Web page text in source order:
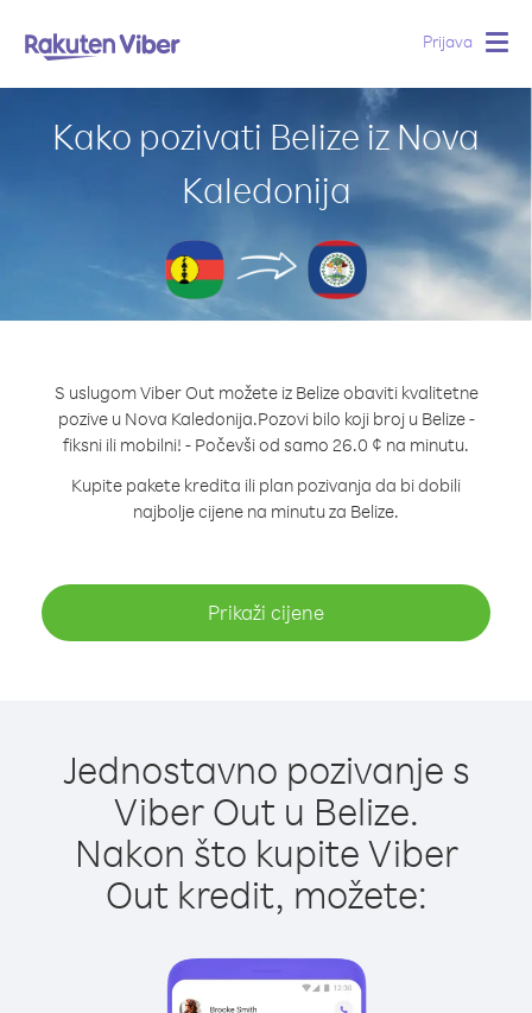
Prijava
Kako pozivati Belize iz Nova
Kaledonija
S uslugom Viber Out možete iz Belize obaviti kvalitetne
pozive u Nova Kaledonija.Pozovi bilo koji broj u Belize -
fiksni ili mobilni! - Počevši od samo 26.0 ¢ na minutu.
Kupite pakete kredita ili plan pozivanja da bi dobili
najbolje cijene na minutu za Belize.
Prikaži cijene
Jednostavno pozivanje s
Viber Out u Belize.
Nakon što kupite Viber
Out kredit, možete: